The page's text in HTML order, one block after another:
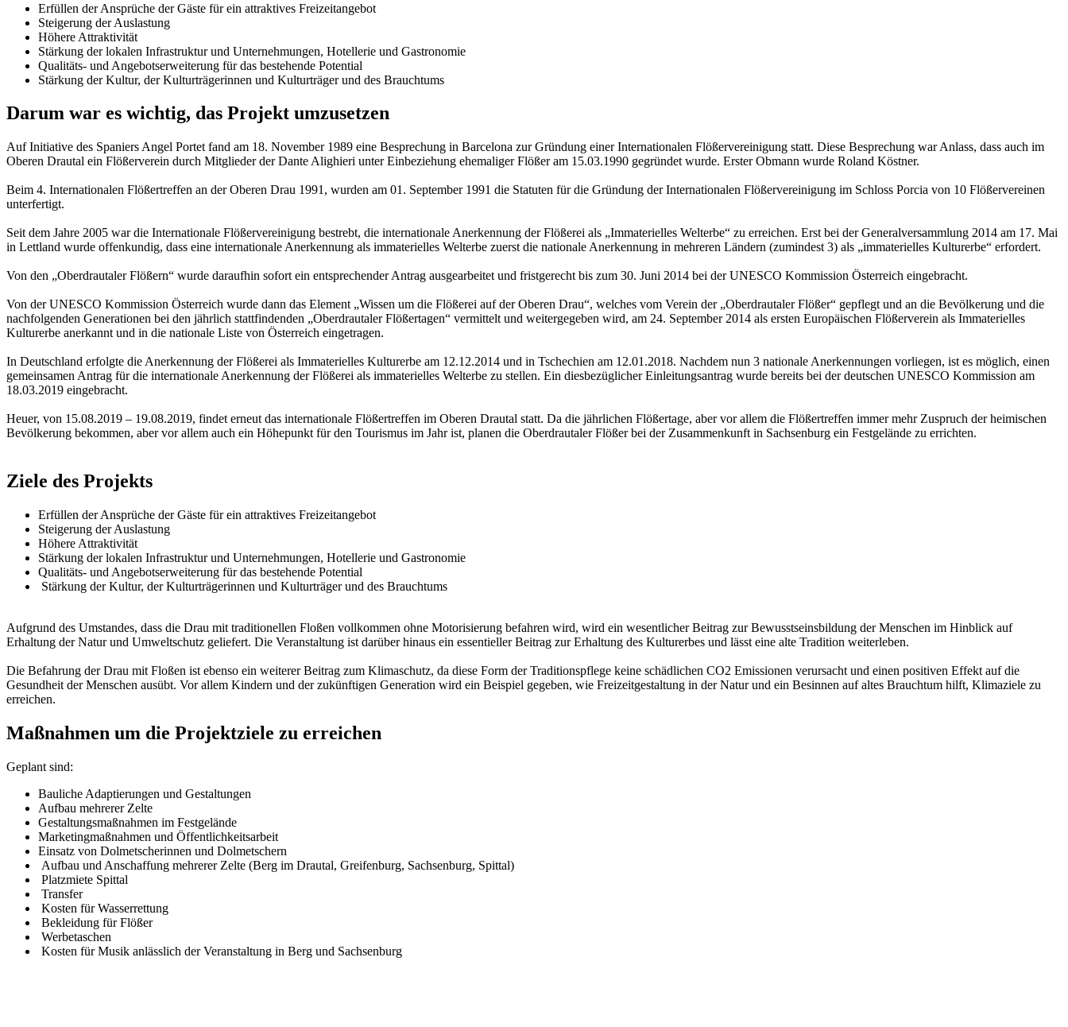
Erfüllen der Ansprüche der Gäste für ein attraktives Freizeitangebot
Steigerung der Auslastung
Höhere Attraktivität
Stärkung der lokalen Infrastruktur und Unternehmungen, Hotellerie und Gastronomie
Qualitäts- und Angebotserweiterung für das bestehende Potential
Stärkung der Kultur, der Kulturträgerinnen und Kulturträger und des Brauchtums
Darum war es wichtig, das Projekt umzusetzen
Auf Initiative des Spaniers Angel Portet fand am 18. November 1989 eine Besprechung in Barcelona zur Gründung einer Internationalen Flößervereinigung statt. Diese Besprechung war Anlass, dass auch im
Oberen Drautal ein Flößerverein durch Mitglieder der Dante Alighieri unter Einbeziehung ehemaliger Flößer am 15.03.1990 gegründet wurde. Erster Obmann wurde Roland Köstner.
Beim 4. Internationalen Flößertreffen an der Oberen Drau 1991, wurden am 01. September 1991 die Statuten für die Gründung der Internationalen Flößervereinigung im Schloss Porcia von 10 Flößervereinen
unterfertigt.
Seit dem Jahre 2005 war die Internationale Flößervereinigung bestrebt, die internationale Anerkennung der Flößerei als „Immaterielles Welterbe“ zu erreichen. Erst bei der Generalversammlung 2014 am 17. Mai
in Lettland wurde offenkundig, dass eine internationale Anerkennung als immaterielles Welterbe zuerst die nationale Anerkennung in mehreren Ländern (zumindest 3) als „immaterielles Kulturerbe“ erfordert.
Von den „Oberdrautaler Flößern“ wurde daraufhin sofort ein entsprechender Antrag ausgearbeitet und fristgerecht bis zum 30. Juni 2014 bei der UNESCO Kommission Österreich eingebracht.
Von der UNESCO Kommission Österreich wurde dann das Element „Wissen um die Flößerei auf der Oberen Drau“, welches vom Verein der „Oberdrautaler Flößer“ gepflegt und an die Bevölkerung und die
nachfolgenden Generationen bei den jährlich stattfindenden „Oberdrautaler Flößertagen“ vermittelt und weitergegeben wird, am 24. September 2014 als ersten Europäischen Flößerverein als Immaterielles
Kulturerbe anerkannt und in die nationale Liste von Österreich eingetragen.
In Deutschland erfolgte die Anerkennung der Flößerei als Immaterielles Kulturerbe am 12.12.2014 und in Tschechien am 12.01.2018. Nachdem nun 3 nationale Anerkennungen vorliegen, ist es möglich, einen
gemeinsamen Antrag für die internationale Anerkennung der Flößerei als immaterielles Welterbe zu stellen. Ein diesbezüglicher Einleitungsantrag wurde bereits bei der deutschen UNESCO Kommission am
18.03.2019 eingebracht.
Heuer, von 15.08.2019 – 19.08.2019, findet erneut das internationale Flößertreffen im Oberen Drautal statt. Da die jährlichen Flößertage, aber vor allem die Flößertreffen immer mehr Zuspruch der heimischen
Bevölkerung bekommen, aber vor allem auch ein Höhepunkt für den Tourismus im Jahr ist, planen die Oberdrautaler Flößer bei der Zusammenkunft in Sachsenburg ein Festgelände zu errichten.
Ziele des Projekts
Erfüllen der Ansprüche der Gäste für ein attraktives Freizeitangebot
Steigerung der Auslastung
Höhere Attraktivität
Stärkung der lokalen Infrastruktur und Unternehmungen, Hotellerie und Gastronomie
Qualitäts- und Angebotserweiterung für das bestehende Potential
Stärkung der Kultur, der Kulturträgerinnen und Kulturträger und des Brauchtums
Aufgrund des Umstandes, dass die Drau mit traditionellen Floßen vollkommen ohne Motorisierung befahren wird, wird ein wesentlicher Beitrag zur Bewusstseinsbildung der Menschen im Hinblick auf
Erhaltung der Natur und Umweltschutz geliefert. Die Veranstaltung ist darüber hinaus ein essentieller Beitrag zur Erhaltung des Kulturerbes und lässt eine alte Tradition weiterleben.
Die Befahrung der Drau mit Floßen ist ebenso ein weiterer Beitrag zum Klimaschutz, da diese Form der Traditionspflege keine schädlichen CO2 Emissionen verursacht und einen positiven Effekt auf die
Gesundheit der Menschen ausübt. Vor allem Kindern und der zukünftigen Generation wird ein Beispiel gegeben, wie Freizeitgestaltung in der Natur und ein Besinnen auf altes Brauchtum hilft, Klimaziele zu
erreichen.
Maßnahmen um die Projektziele zu erreichen
Geplant sind:
Bauliche Adaptierungen und Gestaltungen
Aufbau mehrerer Zelte
Gestaltungsmaßnahmen im Festgelände
Marketingmaßnahmen und Öffentlichkeitsarbeit
Einsatz von Dolmetscherinnen und Dolmetschern
Aufbau und Anschaffung mehrerer Zelte (Berg im Drautal, Greifenburg, Sachsenburg, Spittal)
Platzmiete Spittal
Transfer
Kosten für Wasserrettung
Bekleidung für Flößer
Werbetaschen
Kosten für Musik anlässlich der Veranstaltung in Berg und Sachsenburg